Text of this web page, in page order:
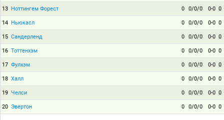
13 Ноттингем Форест 0 0/0/0 0-0 0
14 Ньюкасл 0 0/0/0 0-0 0
15 Сандерленд 0 0/0/0 0-0 0
16 Тоттенхэм 0 0/0/0 0-0 0
17 Фулхэм 0 0/0/0 0-0 0
18 Халл 0 0/0/0 0-0 0
19 Челси 0 0/0/0 0-0 0
20 Эвертон 0 0/0/0 0-0 0